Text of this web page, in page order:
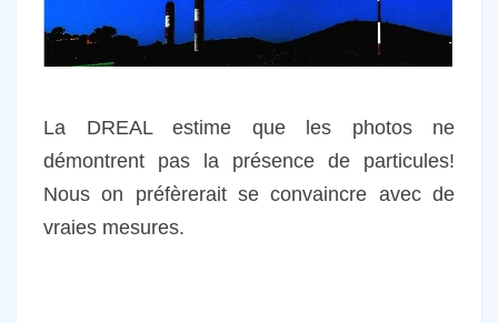
La DREAL estime que les photos ne
démontrent pas la présence de particules!
Nous on préfèrerait se convaincre avec de
vraies mesures.